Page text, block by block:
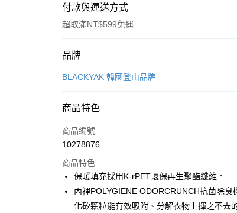
付款與運送方式
超取滿NT$599免運
付款方式
信用卡一次付款
Apple Pay
街口支付
悠遊付
Google Pay
品牌
BLACKYAK 韓國登山品牌
商品特色
商品編號
10278876
商品特色
保暖填充採用K-rPET環保再生聚酯纖維。
內裡POLYGIENE ODORCRUNCH抗菌除臭
化矽顆粒能有效吸附、分解衣物上揮之不去